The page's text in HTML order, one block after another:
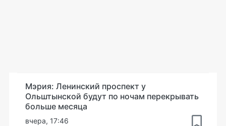
Мэрия: Ленинский проспект у
Ольштынской будут по ночам перекрывать
больше месяца
вчера, 17:46